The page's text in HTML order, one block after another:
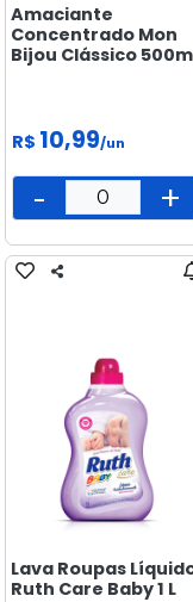
Amaciante
Concentrado Mon
Bijou Clássico
R$ 10,99/un
- +
Lava Roupas
Ruth Care Baby 1 L